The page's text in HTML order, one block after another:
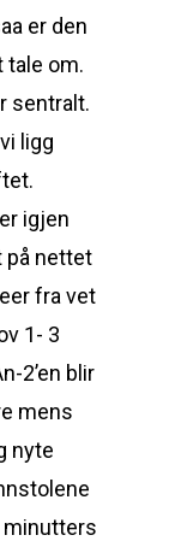
er den
tale om.
sentralt.
ligg
igjen
på nettet
fra vet
1- 3
2’en blir
mens
nyte
minutters